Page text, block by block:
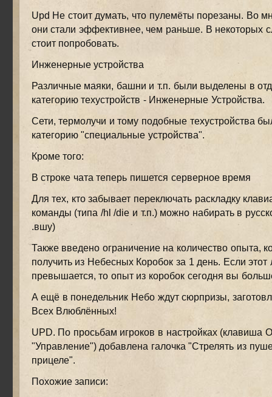
Upd Не стоит думать, что пулемёты порезаны. Во
они стали эффективнее, чем раньше. В некоторых
стоит попробовать.
Инженерные устройства
Различные маяки, башни и т.п. были выделены в
категорию техустройств - Инженерные Устройства.
Сети, термолучи и тому подобные техустройства
категорию "специальные устройства".
Кроме того:
В строке чата теперь пишется серверное время
Для тех, кто забывает переключать раскладку
команды (типа /hl /die и т.п.) можно набирать в
.вшу)
Также введено ограничение на количество опыта,
получить из Небесных Коробок за 1 день. Если этот
превышается, то опыт из коробок сегодня вы
А ещё в понедельник Небо ждут сюрпризы,
Всех Влюблённых!
UPD. По просьбам игроков в настройках (клавиша
"Управление") добавлена галочка "Стрелять из
прицеле".
Похожие записи: